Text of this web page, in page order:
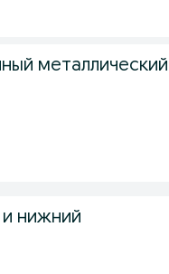
металлический
нижний